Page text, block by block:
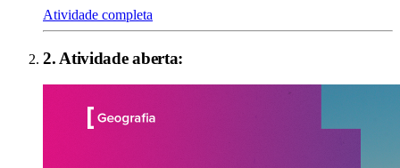
Atividade completa
2. Atividade aberta: